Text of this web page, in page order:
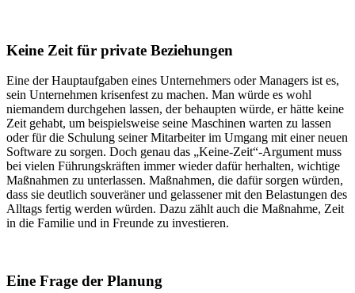
Keine Zeit für private Beziehungen
Eine der Hauptaufgaben eines Unternehmers oder Managers ist es,
sein Unternehmen krisenfest zu machen. Man würde es wohl
niemandem durchgehen lassen, der behaupten würde, er hätte keine
Zeit gehabt, um beispielsweise seine Maschinen warten zu lassen
oder für die Schulung seiner Mitarbeiter im Umgang mit einer neuen
Software zu sorgen. Doch genau das „Keine-Zeit“-Argument muss
bei vielen Führungskräften immer wieder dafür herhalten, wichtige
Maßnahmen zu unterlassen. Maßnahmen, die dafür sorgen würden,
dass sie deutlich souveräner und gelassener mit den Belastungen des
Alltags fertig werden würden. Dazu zählt auch die Maßnahme, Zeit
in die Familie und in Freunde zu investieren.
Eine Frage der Planung